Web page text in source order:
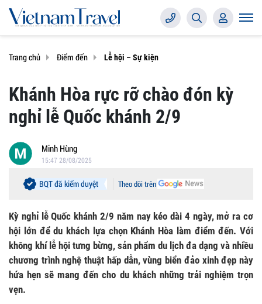
Trang chủ Điểm đến Lễ hội – Sự kiện
Khánh Hòa rực rỡ chào đón kỳ
nghỉ lễ Quốc khánh 2/9
Minh Hùng
15:47 28/08/2025
Theo dõi trên
BQT đã kiểm duyệt
Kỳ nghỉ lễ Quốc khánh 2/9 năm nay kéo dài 4 ngày, mở ra cơ
hội lớn để du khách lựa chọn Khánh Hòa làm điểm đến. Với
không khí lễ hội tưng bừng, sản phẩm du lịch đa dạng và nhiều
chương trình nghệ thuật hấp dẫn, vùng biển đảo xinh đẹp này
hứa hẹn sẽ mang đến cho du khách những trải nghiệm trọn
vẹn.